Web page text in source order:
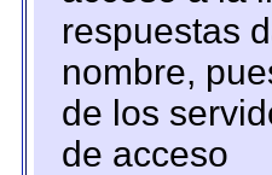
respuestas
nombre,
de los
de acceso